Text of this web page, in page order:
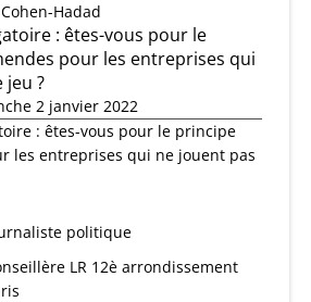
Hadad
: êtes-vous pour le
pour les entreprises qui
jeu ?
2 janvier 2022
: êtes-vous pour le principe
les entreprises qui ne jouent pas
politique
LR 12è arrondissement